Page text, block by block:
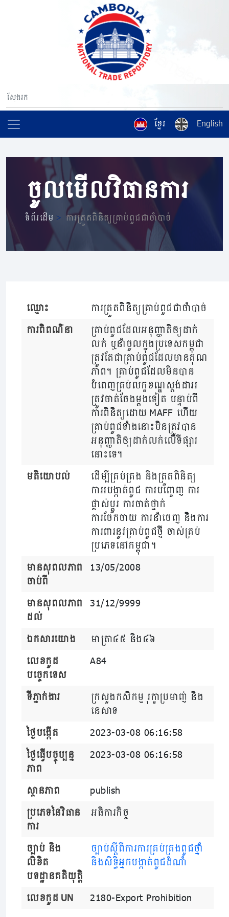
ខ្មែរ English
ចូលមើលវិធានការ
ទំព័រដើម> ការត្រួតពិនិត្យគ្រាប់ពូជជាចាំបាច់
ឈ្មោះ
ការត្រួតពិនិត្យគ្រាប់ពូជជាចាំបាច់
ការពិពណ៌នា
គ្រាប់ពូជដែលអនុញ្ញាតិឲ្យដាក់
លក់ ឬនាំចូលក្នុងប្រទេសកម្ពុជា
ត្រូវ​តែជាគ្រាប់ពូជដែលមានគុណ
ភាព​។​​ គ្រាប់ពូជដែលមិនបាន
បំពេញគ្រប់លក្ខខណ្ឌស្តង់ដាររ
ត្រូវចាត់ចែងម្តងទៀត បន្ទាប់ពី
ការពិនិត្យដោយ MAFF ​ហើយ
គ្រាប់ពូជទាំងនោះមិនត្រូវបាន
អនុញ្ញាតិឲ្យដាក់លក់លើទីផ្សារ
នោះទេ។
មតិយោបល់
ដើម្បីគ្រប់គ្រង និងត្រួតពិនិត្យ
ការរបង្កាត់ពូជ ការបញ្ចេញ ការ
ផ្លាស់ប្តូរ ការចាត់ថ្នាក់
ការចែកចាយ ការនាំចេញ និងការ
ការពារនូវគ្រាប់ពូជថ្មី ចាស់គ្រប់
ប្រភេទនៅកម្ពុជា។
មានសុពលភាព
ចាប់ពី
13/05/2008
មានសុពលភាព
ដល់
31/12/9999
ឯកសារយោង
មាត្រា៤៥ និង៤៦
លេខកូដ
បច្ចេកទេស
A84
ទីភ្នាក់ងារ
ក្រសួងកសិកម្ម រុក្ខាប្រមាញ់ និង
នេសាទ
ថ្ងៃបង្កើត
2023-03-08 06:16:58
ថ្ងៃធ្វើបច្ចុប្បន្ន
ភាព
2023-03-08 06:16:58
ស្ថានភាព
publish
ប្រភេទនៃវិធាន
ការ
អធិការកិច្ច
ច្បាប់ និង
លិខិត
បទដ្ឋានគតិយុត្តិ
ច្បាប់​ស្តីពីការការ​គ្រប់​គ្រង​ពូជ​ថ្នាំ
និង​សិទ្ធិអ្នក​បង្កាត់​ពូជ​ដំណាំ
លេខកូដ UN 2180-Export Prohibition